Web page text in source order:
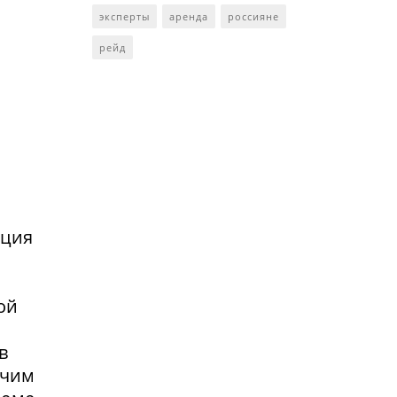
эксперты аренда россияне
рейд